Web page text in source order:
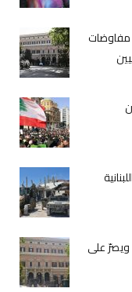
مفاوضات
ويصرّ على